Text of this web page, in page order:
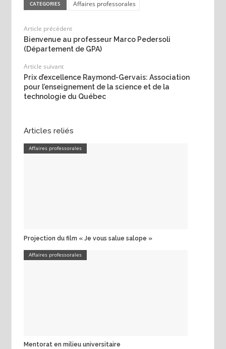
CATEGORIES Affaires professorales
Article précédent
Bienvenue au professeur Marco Pedersoli
(Département de GPA)
Article suivant
Prix d’excellence Raymond-Gervais: Association
pour l’enseignement de la science et de la
technologie du Québec
Articles reliés
Affaires professorales
Projection du film « Je vous salue salope »
Affaires professorales
Mentorat en milieu universitaire